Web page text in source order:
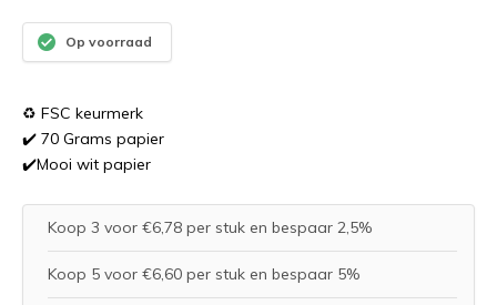
Op voorraad
♻️ FSC keurmerk
✔️ 70 Grams papier
✔️Mooi wit papier
Koop 3 voor €6,78 per stuk en bespaar 2,5%
Koop 5 voor €6,60 per stuk en bespaar 5%